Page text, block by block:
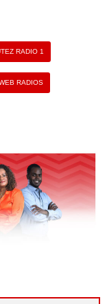
RADIO 1
RADIOS